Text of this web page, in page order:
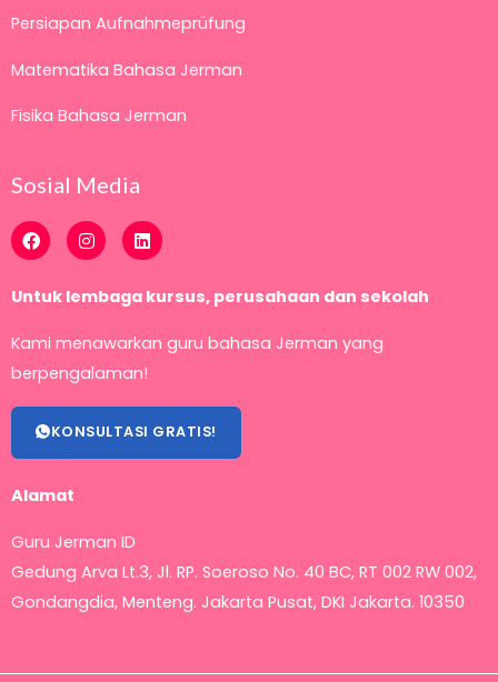
Persiapan Aufnahmeprüfung
Matematika Bahasa Jerman
Fisika Bahasa Jerman
Sosial Media
F
a
c
b
o
k
I
n
s
a
r
a
m
L
i
n
e
i
n
Untuk lembaga kursus, perusahaan dan sekolah
Kami menawarkan guru bahasa Jerman yang
berpengalaman!
KONSULTASI GRATIS!
Alamat
Guru Jerman ID
Gedung Arva Lt.3, Jl. RP. Soeroso No. 40 BC, RT 002 RW 002,
Gondangdia, Menteng. Jakarta Pusat, DKI Jakarta. 10350